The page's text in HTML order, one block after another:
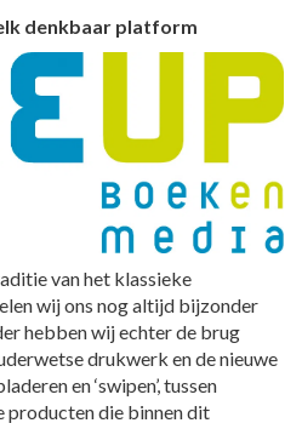
denkbaar platform
van het klassieke
wij ons nog altijd bijzonder
hebben wij echter de brug
drukwerk en de nieuwe
en ‘swipen’, tussen
producten die binnen dit